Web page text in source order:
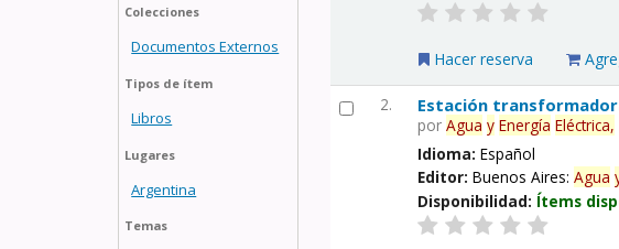
Colecciones
Documentos Externos
Tipos de ítem
Libros
Lugares
Argentina
Temas
Hacer reserva
2. Estación
porAgua y Energía Eléctrica,
Idioma:Español
Editor:Buenos Aires:Agua
Disponibilidad: Ítems